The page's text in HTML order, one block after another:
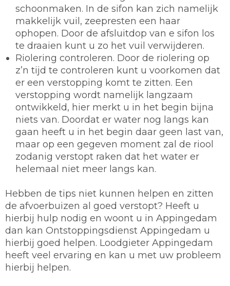
schoonmaken. In de sifon kan zich namelijk
makkelijk vuil, zeepresten een haar
ophopen. Door de afsluitdop van e sifon los
te draaien kunt u zo het vuil verwijderen.
Riolering controleren. Door de riolering op
z’n tijd te controleren kunt u voorkomen dat
er een verstopping komt te zitten. Een
verstopping wordt namelijk langzaam
ontwikkeld, hier merkt u in het begin bijna
niets van. Doordat er water nog langs kan
gaan heeft u in het begin daar geen last van,
maar op een gegeven moment zal de riool
zodanig verstopt raken dat het water er
helemaal niet meer langs kan.
Hebben de tips niet kunnen helpen en zitten
de afvoerbuizen al goed verstopt? Heeft u
hierbij hulp nodig en woont u in Appingedam
dan kan Ontstoppingsdienst Appingedam u
hierbij goed helpen. Loodgieter Appingedam
heeft veel ervaring en kan u met uw probleem
hierbij helpen.